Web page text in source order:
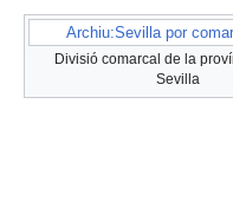
Archiu:Sevilla por
Divisió comarcal de la
Sevilla